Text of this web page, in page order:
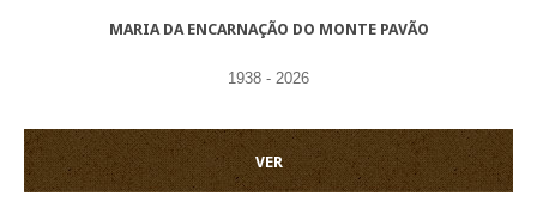
MARIA DA ENCARNAÇÃO DO MONTE PAVÃO
1938 - 2026
VER